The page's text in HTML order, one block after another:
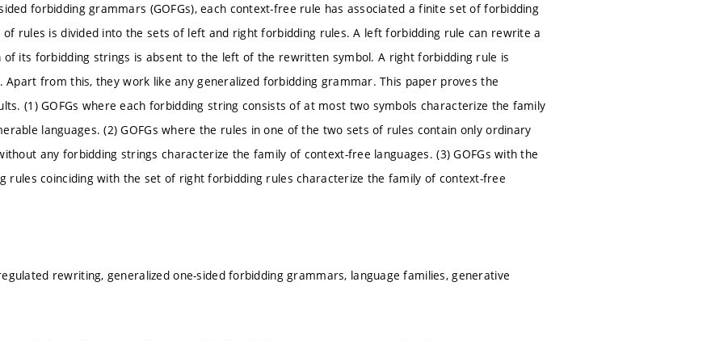
forbidding grammars (GOFGs), each context-free rule has associated a finite set of forbidding
rules is divided into the sets of left and right forbidding rules. A left forbidding rule can rewrite a
of its forbidding strings is absent to the left of the rewritten symbol. A right forbidding rule is
Apart from this, they work like any generalized forbidding grammar. This paper proves the
(1) GOFGs where each forbidding string consists of at most two symbols characterize the family
languages. (2) GOFGs where the rules in one of the two sets of rules contain only ordinary
any forbidding strings characterize the family of context-free languages. (3) GOFGs with the
rules coinciding with the set of right forbidding rules characterize the family of context-free
rewriting, generalized one-sided forbidding grammars, language families, generative